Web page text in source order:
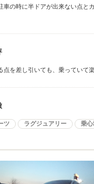
車の時に半ドアが出来ない点と
点を差し引いても、乗っていて
ツ ラグジュアリー 乗